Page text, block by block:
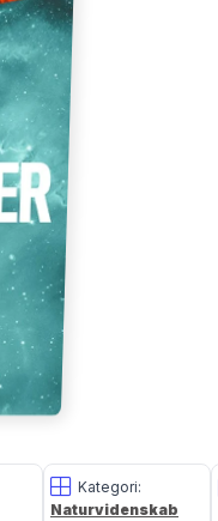
Kategori:
Naturvidenskab